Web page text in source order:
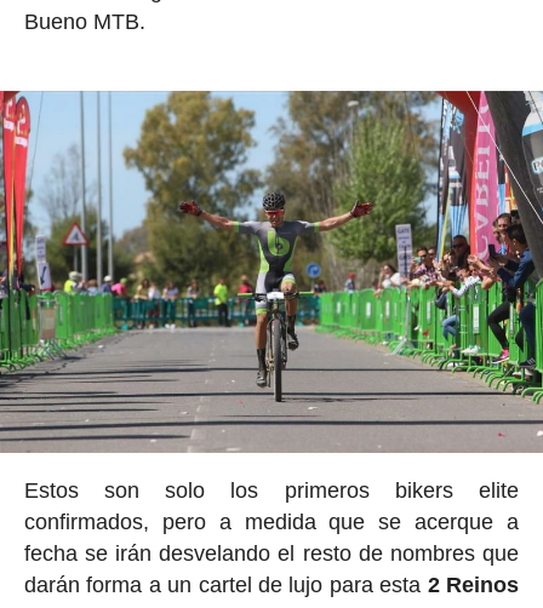
Bueno MTB.
Estos son solo los primeros bikers elite
confirmados, pero a medida que se acerque a
fecha se irán desvelando el resto de nombres que
darán forma a un cartel de lujo para esta 2 Reinos